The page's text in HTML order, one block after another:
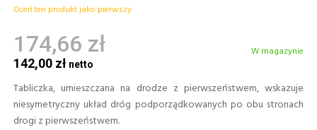
Oceń ten produkt jako pierwszy
174,66 zł
142,00 zł
W magazynie
Tabliczka, umieszczana na drodze z pierwszeństwem, wskazuje
niesymetryczny układ dróg podporządkowanych po obu stronach
drogi z pierwszeństwem.